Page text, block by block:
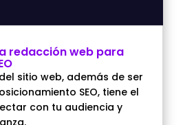
redacción web para
sitio web, además de ser
SEO, tiene el
con tu audiencia y